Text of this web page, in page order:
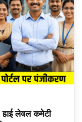
हाई लेवल कमेटी